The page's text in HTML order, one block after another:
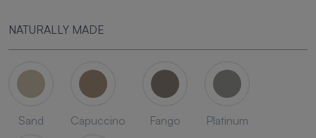
NATURALLY MADE
Sand Capuccino Fango Platinum